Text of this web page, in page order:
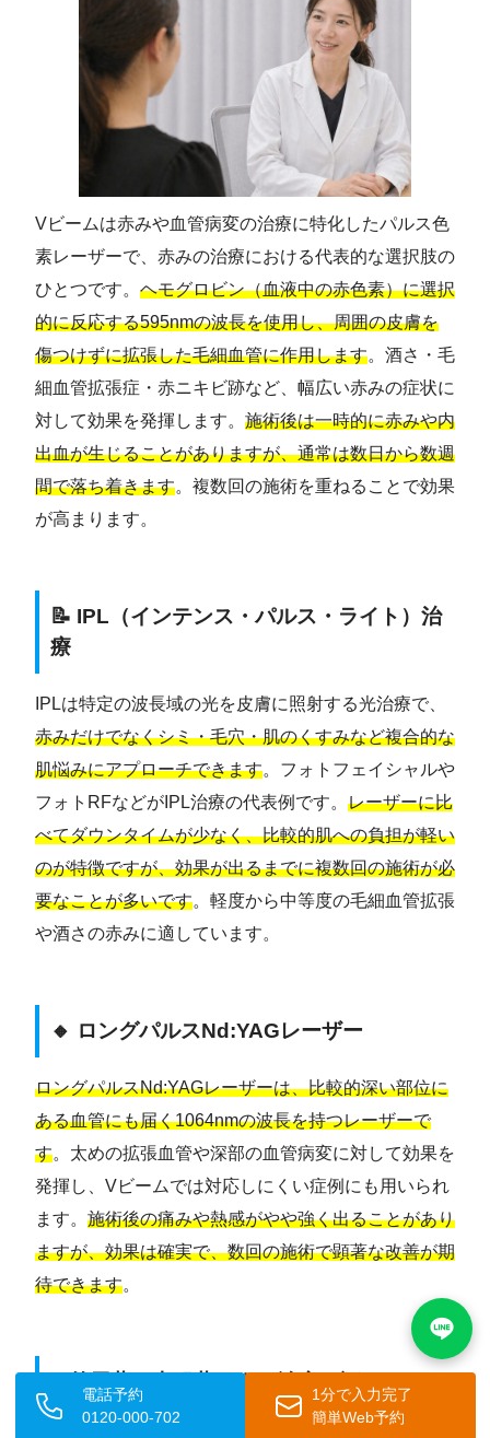
Vビームは赤みや血管病変の治療に特化したパルス色
素レーザーで、赤みの治療における代表的な選択肢の
ひとつです。 ヘモグロビン（血液中の赤色素）に選択
的に反応する595nmの波長を使用し、周囲の皮膚を
傷つけずに拡張した毛細血管に作用します。酒さ・毛
細血管拡張症・赤ニキビ跡など、幅広い赤みの症状に
対して効果を発揮します。 施術後は一時的に赤みや内
出血が生じることがありますが、通常は数日から数週
間で落ち着きます。複数回の施術を重ねることで効果
が高まります。
📝 IPL（インテンス・パルス・ライト）治
療
IPLは特定の波長域の光を皮膚に照射する光治療で、
赤みだけでなくシミ・毛穴・肌のくすみなど複合的な
肌悩みにアプローチできます。フォトフェイシャルや
フォトRFなどがIPL治療の代表例です。 レーザーに比
べてダウンタイムが少なく、比較的肌への負担が軽い
のが特徴ですが、効果が出るまでに複数回の施術が必
要なことが多いです。軽度から中等度の毛細血管拡張
や酒さの赤みに適しています。
🔸 ロングパルスNd:YAGレーザー
ロングパルスNd:YAGレーザーは、比較的深い部位に
ある血管にも届く1064nmの波長を持つレーザーで
す。太めの拡張血管や深部の血管病変に対して効果を
発揮し、Vビームでは対応しにくい症例にも用いられ
ます。 施術後の痛みや熱感がやや強く出ることがあり
ますが、効果は確実で、数回の施術で顕著な改善が期
待できます。
⚡ 外用薬・内服薬による治療（酒さ・ニキ
ビ・脂漏性皮膚炎）
電話予約
0120-000-702
1分で入力完了
簡単Web予約